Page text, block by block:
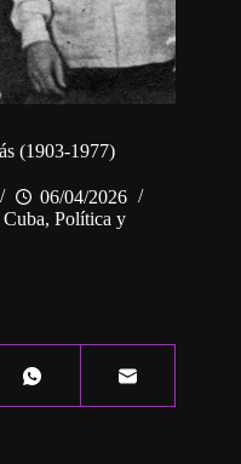
(1903-1977)
06/04/2026
, Política y